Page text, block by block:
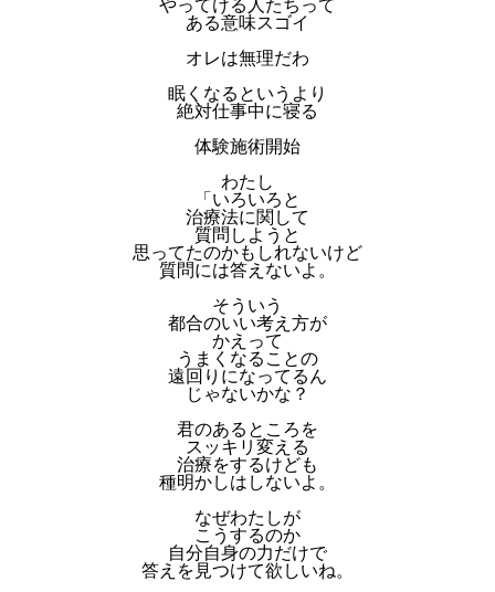
やってける人たちって
ある意味スゴイ
オレは無理だわ
眠くなるというより
絶対仕事中に寝る
体験施術開始
わたし
「いろいろと
治療法に関して
質問しようと
思ってたのかもしれないけど
質問には答えないよ。
そういう
都合のいい考え方が
かえって
うまくなることの
遠回りになってるん
じゃないかな？
君のあるところを
スッキリ変える
治療をするけども
種明かしはしないよ。
なぜわたしが
こうするのか
自分自身の力だけで
答えを見つけて欲しいね。